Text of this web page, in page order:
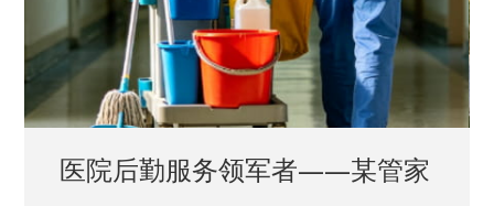
中国兵器工业集团——银光化学